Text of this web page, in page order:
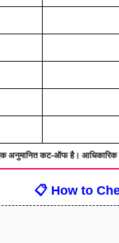
अनुमानित कट-ऑफ है। आधिकारिक
📋 How to